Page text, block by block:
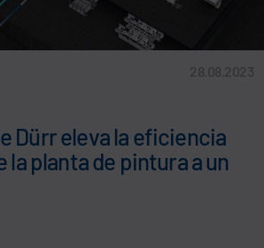
28.08.2023
Dürr eleva la eficiencia
la planta de pintura a un